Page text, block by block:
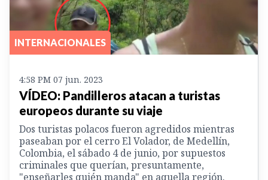
INTERNACIONALES
4:58 PM 07 jun. 2023
VÍDEO: Pandilleros atacan a turistas
europeos durante su viaje
Dos turistas polacos fueron agredidos mientras
paseaban por el cerro El Volador, de Medellín,
Colombia, el sábado 4 de junio, por supuestos
criminales que querían, presuntamente,
"enseñarles quién manda" en aquella región.